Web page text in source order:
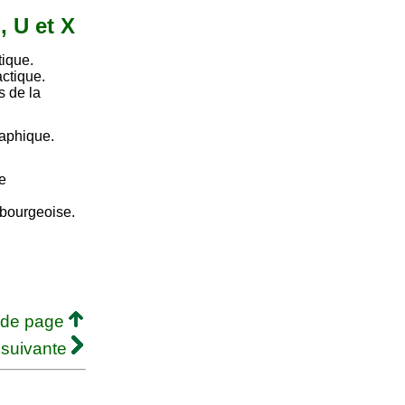
U et X
de la
page